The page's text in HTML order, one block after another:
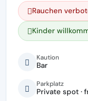
Rauchen
Kinder
Kaution
Bar
Parkplatz
Private spot ·